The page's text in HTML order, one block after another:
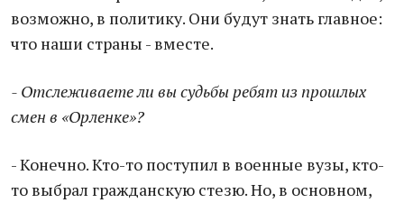
возможно, в политику. Они будут знать главное:
что наши страны - вместе.
- Отслеживаете ли вы судьбы ребят из прошлых
смен в «Орленке»?
- Конечно. Кто-то поступил в военные вузы, кто-
то выбрал гражданскую стезю. Но, в основном,